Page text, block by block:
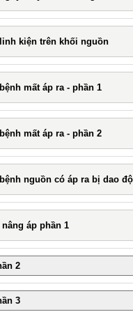
kiện trên khối nguồn
mất áp ra - phần 1
mất áp ra - phần 2
nguồn có áp ra bị dao
áp phần 1
2
3